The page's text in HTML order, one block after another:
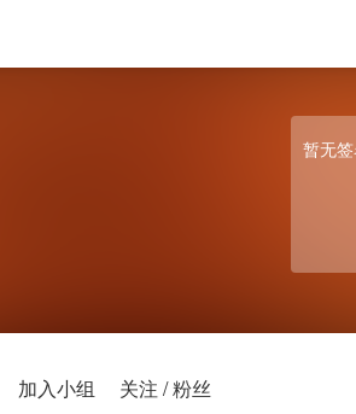
暂无签
加入小组 关注 / 粉丝